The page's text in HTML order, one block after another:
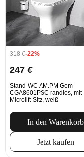
318€-22%
247 €
Stand-WC AM.PM Gem
CGA8601PSC randlos, mit
Microlift-Sitz, weiß
In den Warenkorb
Jetzt kaufen